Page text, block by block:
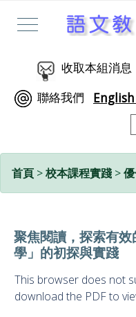
收取本組消息
聯絡我們
首頁 >校本課程實踐 >
聚焦閱讀，探索有
學」的初探與實踐
This browser does not
download the PDF to